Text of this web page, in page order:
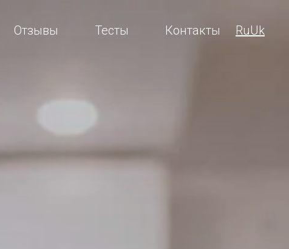
Отзывы Тесты Контакты RuUk